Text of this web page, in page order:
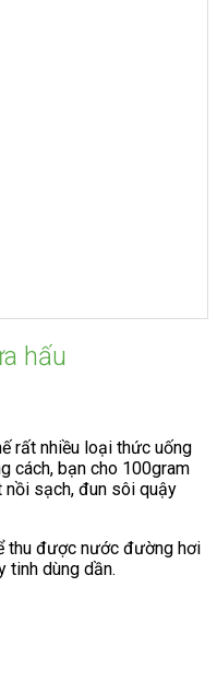
hấu
rất nhiều loại thức uống
cách, bạn cho 100gram
sạch, đun sôi quậy
thu được nước đường hơi
tinh dùng dần.